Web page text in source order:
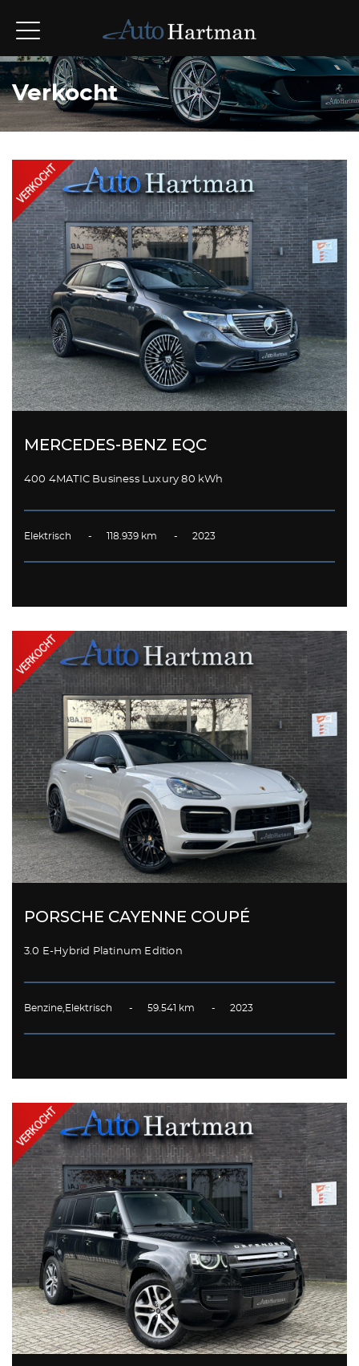
Verkocht
MERCEDES-BENZ EQC
400 4MATIC Business Luxury 80 kWh
Elektrisch - 118.939 km - 2023
PORSCHE CAYENNE COUPÉ
3.0 E-Hybrid Platinum Edition
Benzine,Elektrisch - 59.541 km - 2023